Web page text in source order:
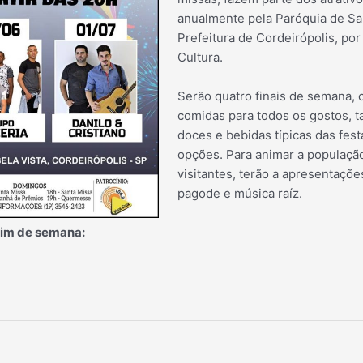
anualmente pela Paróquia de
Prefeitura de Cordeirópolis,
Cultura.
Serão quatro finais de semana,
comidas para todos os gostos,
doces e bebidas típicas das
opções. Para animar a
visitantes, terão a
pagode e música raíz.
de semana: